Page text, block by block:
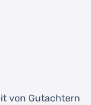
von Gutachtern